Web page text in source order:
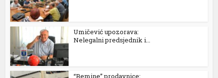
Umičević upozorava:
Nelegalni predsjednik i...